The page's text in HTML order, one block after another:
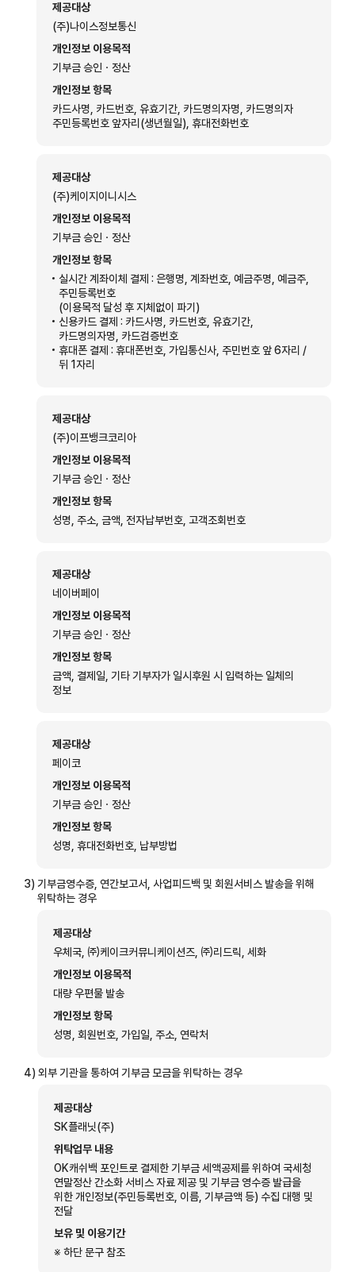
제공대상
(주)나이스정보통신
개인정보 이용목적
기부금 승인ㆍ정산
개인정보 항목
카드사명, 카드번호, 유효기간, 카드명의자명, 카드명의자
주민등록번호 앞자리(생년월일), 휴대전화번호
제공대상
(주)케이지이니시스
개인정보 이용목적
기부금 승인ㆍ정산
개인정보 항목
실시간 계좌이체 결제 : 은행명, 계좌번호, 예금주명, 예금주,
주민등록번호
(이용목적 달성 후 지체없이 파기)
신용카드 결제 : 카드사명, 카드번호, 유효기간,
카드명의자명, 카드검증번호
휴대폰 결제 : 휴대폰번호, 가입통신사, 주민번호 앞 6자리 /
뒤 1자리
제공대상
(주)이프뱅크코리아
개인정보 이용목적
기부금 승인ㆍ정산
개인정보 항목
성명, 주소, 금액, 전자납부번호, 고객조회번호
제공대상
네이버페이
개인정보 이용목적
기부금 승인ㆍ정산
개인정보 항목
금액, 결제일, 기타 기부자가 일시후원 시 입력하는 일체의
정보
제공대상
페이코
개인정보 이용목적
기부금 승인ㆍ정산
개인정보 항목
성명, 휴대전화번호, 납부방법
3) 기부금영수증, 연간보고서, 사업피드백 및 회원서비스 발송을 위해
위탁하는 경우
제공대상
우체국, ㈜케이크커뮤니케이션즈, ㈜리드릭, 세화
개인정보 이용목적
대량 우편물 발송
개인정보 항목
성명, 회원번호, 가입일, 주소, 연락처
4) 외부 기관을 통하여 기부금 모금을 위탁하는 경우
제공대상
SK플래닛(주)
위탁업무 내용
OK캐쉬백 포인트로 결제한 기부금 세액공제를 위하여 국세청
연말정산 간소화 서비스 자료 제공 및 기부금 영수증 발급을
위한 개인정보(주민등록번호, 이름, 기부금액 등) 수집 대행 및
전달
보유 및 이용기간
※ 하단 문구 참조